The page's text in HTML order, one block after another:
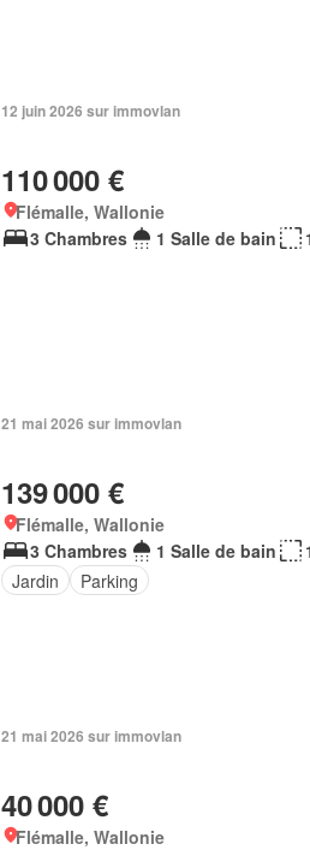
12 juin 2026 sur immovlan
110 000 €
Flémalle, Wallonie
3 Chambres
1 Salle de bain
21 mai 2026 sur immovlan
139 000 €
Flémalle, Wallonie
3 Chambres
1 Salle de bain
Jardin
Parking
21 mai 2026 sur immovlan
40 000 €
Flémalle, Wallonie